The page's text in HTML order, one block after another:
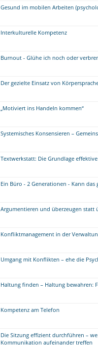
Gesund im mobilen Arbeiten
Interkulturelle Kompetenz
Burnout - Glühe ich noch oder
Der gezielte Einsatz von
„Motiviert ins Handeln kommen“
Systemisches Konsensieren –
Textwerkstatt: Die Grundlage
Ein Büro - 2 Generationen - Kann das
Argumentieren und überzeugen statt
Konfliktmanagement in der
Umgang mit Konflikten – ehe die
Haltung finden – Haltung bewahren:
Kompetenz am Telefon
Die Sitzung effizient durchführen –
Kommunikation aufeinander treffen